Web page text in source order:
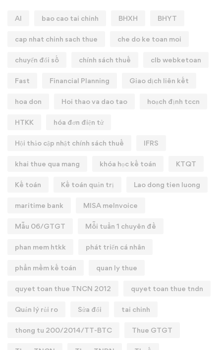
AI bao cao tai chinh BHXH BHYT
cap nhat chinh sach thue che do ke toan moi
chuyển đổi số chính sách thuế clb webketoan
Fast Financial Planning Giao dịch liên kết
hoa don Hoi thao va dao tao hoạch định tccn
HTKK hóa đơn điện tử
Hội thảo cập nhật chính sách thuế IFRS
khai thue qua mang khóa học kế toán KTQT
Kế toán Kế toán quản trị Lao dong tien luong
maritime bank MISA meInvoice
Mẫu 06/GTGT Mỗi tuần 1 chuyên đề
phan mem htkk phát triển cá nhân
phần mềm kế toán quan ly thue
quyet toan thue TNCN 2012 quyet toan thue tndn
Quản lý rủi ro Sửa đổi tai chinh
thong tu 200/2014/TT-BTC Thue GTGT